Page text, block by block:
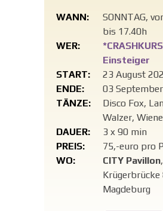
WANN:
SONNTAG,
bis 17.40h
WER:
Einsteiger
START:
23 August
ENDE:
03
TÄNZE:
Disco Fox,
Walzer,
DAUER:
3 x 90 min
PREIS:
75,-euro pro
WO:
CITY Pavillon,
Krügerbrücke
Magdeburg